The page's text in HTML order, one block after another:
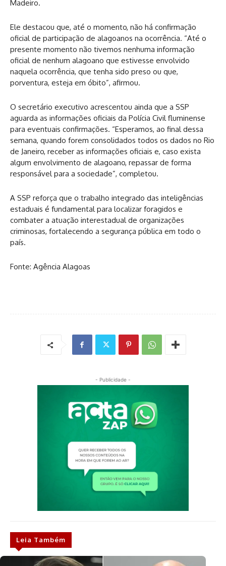
Madeiro.
Ele destacou que, até o momento, não há confirmação
oficial de participação de alagoanos na ocorrência. “Até o
presente momento não tivemos nenhuma informação
oficial de nenhum alagoano que estivesse envolvido
naquela ocorrência, que tenha sido preso ou que,
porventura, esteja em óbito”, afirmou.
O secretário executivo acrescentou ainda que a SSP
aguarda as informações oficiais da Polícia Civil fluminense
para eventuais confirmações. “Esperamos, ao final dessa
semana, quando forem consolidados todos os dados no Rio
de Janeiro, receber as informações oficiais e, caso exista
algum envolvimento de alagoano, repassar de forma
responsável para a sociedade”, completou.
A SSP reforça que o trabalho integrado das inteligências
estaduais é fundamental para localizar foragidos e
combater a atuação interestadual de organizações
criminosas, fortalecendo a segurança pública em todo o
país.
Fonte: Agência Alagoas
- Publicidade -
Leia Também